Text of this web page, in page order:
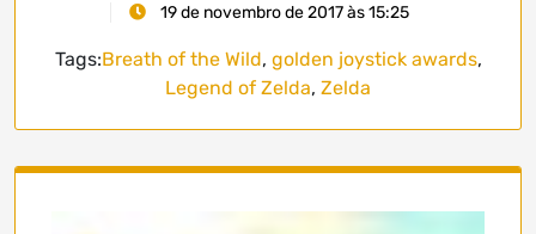
19 de novembro de 2017 às 15:25
Tags:Breath of the Wild, golden joystick awards,
Legend of Zelda, Zelda